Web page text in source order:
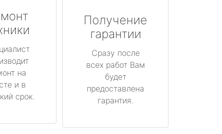
на
и в
срок.
Получение
гарантии
Сразу после
всех работ Вам
будет
предоставлена
гарантия.